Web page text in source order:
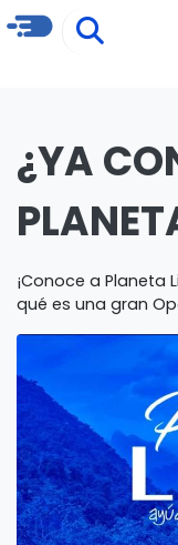
¿YA
¡Conoce a Planeta
qué es una gran